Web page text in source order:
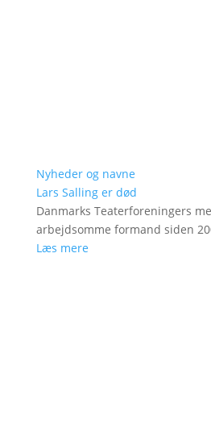
Nyheder og navne
Lars Salling er død
Danmarks Teaterforeningers
arbejdsomme formand siden
Læs mere